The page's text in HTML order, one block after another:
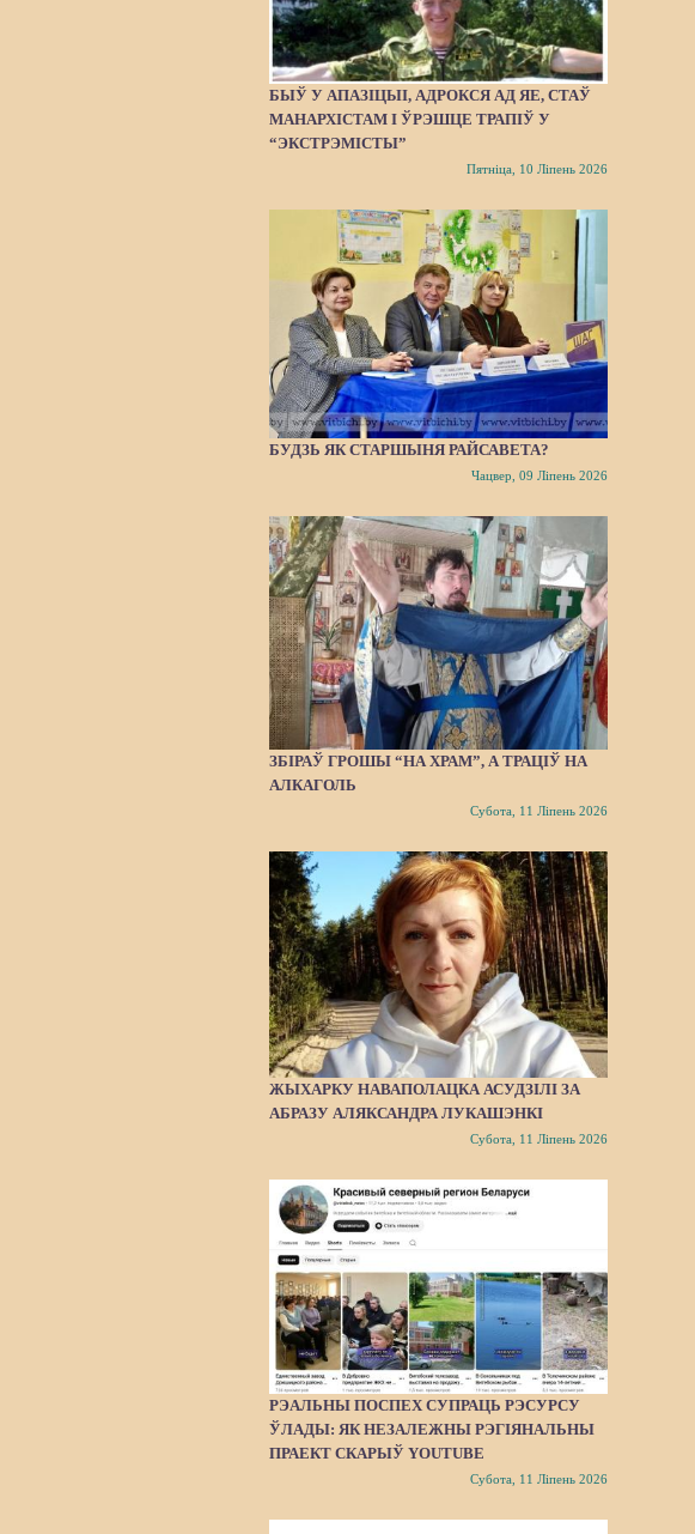
БЫЎ У АПАЗІЦЫІ, АДРОКСЯ АД ЯЕ, СТАЎ
МАНАРХІСТАМ І ЎРЭШЦЕ ТРАПІЎ У
“ЭКСТРЭМІСТЫ”
Пятніца, 10 Ліпень 2026
БУДЗЬ ЯК СТАРШЫНЯ РАЙСАВЕТА?
Чацвер, 09 Ліпень 2026
ЗБІРАЎ ГРОШЫ “НА ХРАМ”, А ТРАЦІЎ НА
АЛКАГОЛЬ
Субота, 11 Ліпень 2026
ЖЫХАРКУ НАВАПОЛАЦКА АСУДЗІЛІ ЗА
АБРАЗУ АЛЯКСАНДРА ЛУКАШЭНКІ
Субота, 11 Ліпень 2026
РЭАЛЬНЫ ПОСПЕХ СУПРАЦЬ РЭСУРСУ
ЎЛАДЫ: ЯК НЕЗАЛЕЖНЫ РЭГІЯНАЛЬНЫ
ПРАЕКТ СКАРЫЎ YOUTUBE
Субота, 11 Ліпень 2026